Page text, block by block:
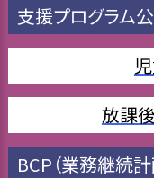
支援プログラム
放課
BCP（業務継続